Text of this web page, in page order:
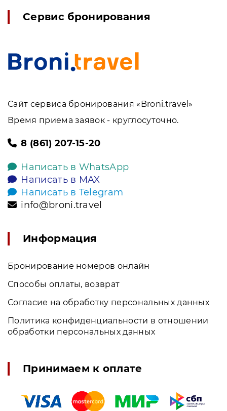
Сервис бронирования
Сайт сервиса бронирования «Broni.travel»
Время приема заявок - круглосуточно.
8 (861) 207-15-20
Написать в WhatsApp
Написать в MAX
Написать в Telegram
info@broni.travel
Информация
Бронирование номеров онлайн
Способы оплаты, возврат
Согласие на обработку персональных данных
Политика конфиденциальности в отношении
обработки персональных данных
Принимаем к оплате